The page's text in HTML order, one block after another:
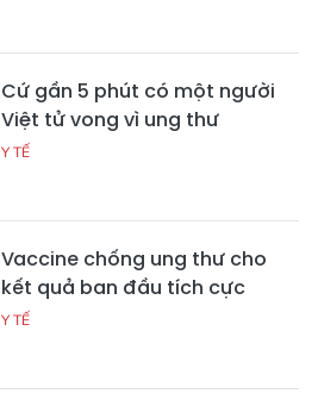
Cứ gần 5 phút có một người
Việt tử vong vì ung thư
Y TẾ
Vaccine chống ung thư cho
kết quả ban đầu tích cực
Y TẾ